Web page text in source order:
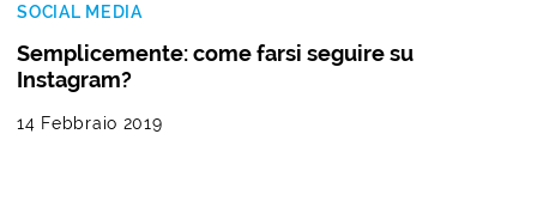
SOCIAL MEDIA
Semplicemente: come farsi seguire su
Instagram?
14 Febbraio 2019